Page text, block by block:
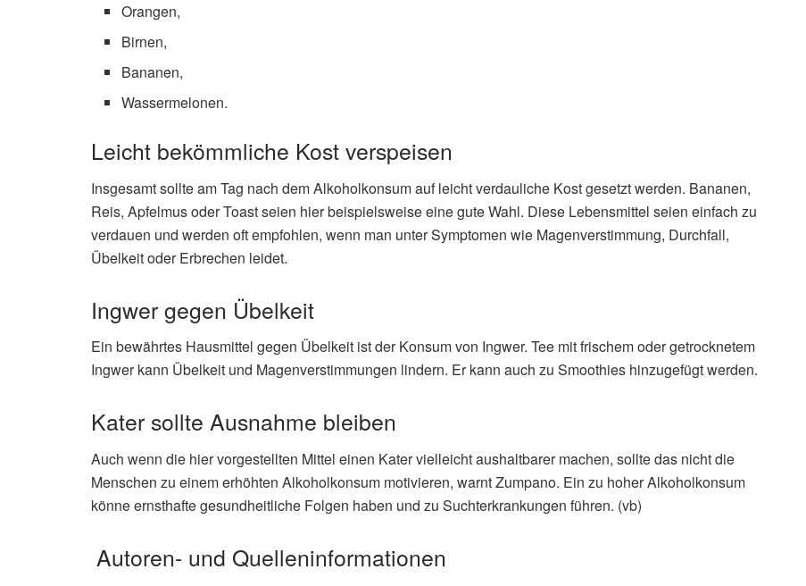
Orangen,
Birnen,
Bananen,
Wassermelonen.
Leicht bekömmliche Kost verspeisen
Insgesamt sollte am Tag nach dem Alkoholkonsum auf leicht verdauliche Kost gesetzt werden. Bananen,
Reis, Apfelmus oder Toast seien hier beispielsweise eine gute Wahl. Diese Lebensmittel seien einfach zu
verdauen und werden oft empfohlen, wenn man unter Symptomen wie Magenverstimmung, Durchfall,
Übelkeit oder Erbrechen leidet.
Ingwer gegen Übelkeit
Ein bewährtes Hausmittel gegen Übelkeit ist der Konsum von Ingwer. Tee mit frischem oder getrocknetem
Ingwer kann Übelkeit und Magenverstimmungen lindern. Er kann auch zu Smoothies hinzugefügt werden.
Kater sollte Ausnahme bleiben
Auch wenn die hier vorgestellten Mittel einen Kater vielleicht aushaltbarer machen, sollte das nicht die
Menschen zu einem erhöhten Alkoholkonsum motivieren, warnt Zumpano. Ein zu hoher Alkoholkonsum
könne ernsthafte gesundheitliche Folgen haben und zu Suchterkrankungen führen. (vb)
Autoren- und Quelleninformationen